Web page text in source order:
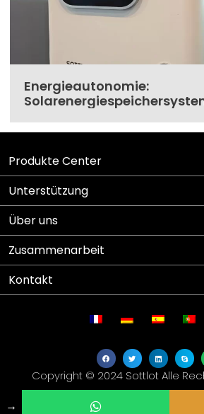
Energieautonomie:
Haus
Produkte Center
Unterstützung
Über uns
Zusammenarbeit
Kontakt
Copyright © 2024 Sottlot Alle
→